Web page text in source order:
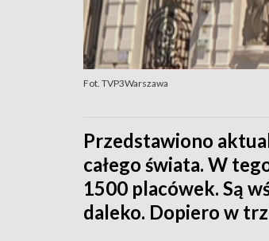
Fot. TVP3Warszawa
Przedstawiono
całego świata. W
1500 placówek. Są
daleko. Dopiero w